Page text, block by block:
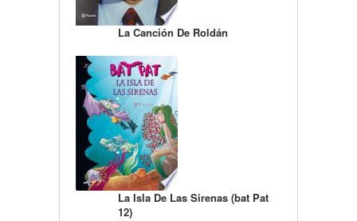
La Canción De Roldán
La Isla De Las Sirenas (bat Pat
12)